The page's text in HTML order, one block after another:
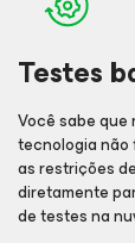
Testes
Você sabe que
tecnologia não
as restrições
diretamente
de testes na